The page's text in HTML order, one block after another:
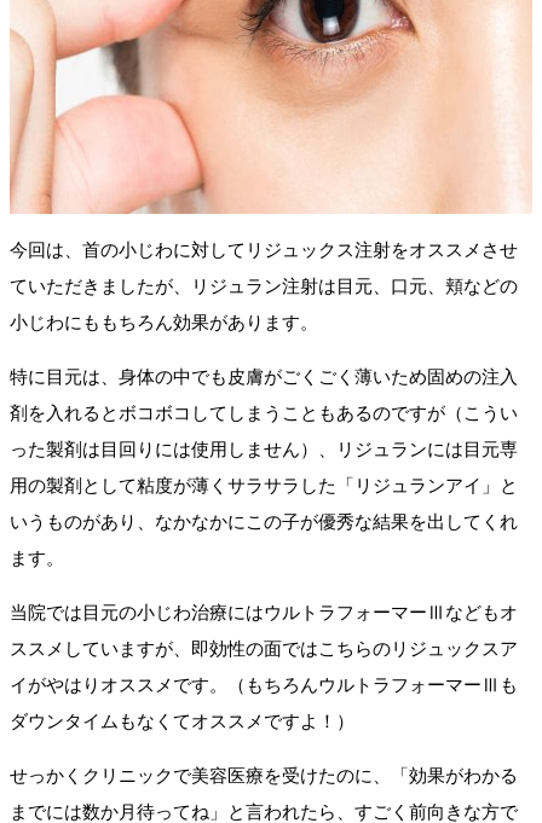
今回は、首の小じわに対してリジュックス注射をオススメさせ
ていただきましたが、リジュラン注射は目元、口元、頬などの
小じわにももちろん効果があります。
特に目元は、身体の中でも皮膚がごくごく薄いため固めの注入
剤を入れるとボコボコしてしまうこともあるのですが（こうい
った製剤は目回りには使用しません）、リジュランには目元専
用の製剤として粘度が薄くサラサラした「リジュランアイ」と
いうものがあり、なかなかにこの子が優秀な結果を出してくれ
ます。
当院では目元の小じわ治療にはウルトラフォーマーⅢなどもオ
ススメしていますが、即効性の面ではこちらのリジュックスア
イがやはりオススメです。（もちろんウルトラフォーマーⅢも
ダウンタイムもなくてオススメですよ！）
せっかくクリニックで美容医療を受けたのに、「効果がわかる
までには数か月待ってね」と言われたら、すごく前向きな方で